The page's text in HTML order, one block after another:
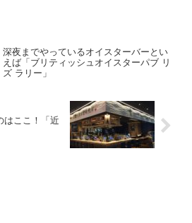
リ
シ
真に撮りたくなるぐらい、な...
深夜までやっているオイスターバーとい
えば「ブリティッシュオイスターパブ リ
ズ ラリー」
はここ！「近